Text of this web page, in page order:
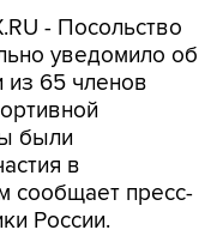
- Посольство
уведомило об
из 65 членов
были
в
сообщает пресс-
России.